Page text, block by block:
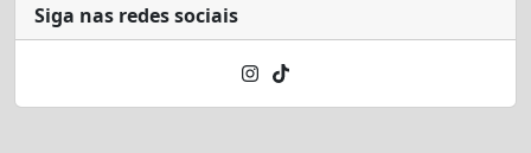
Siga nas redes sociais